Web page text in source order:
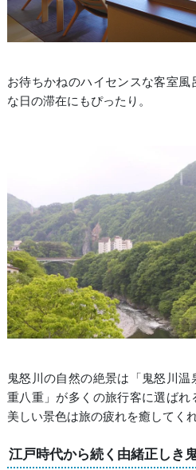
お待ちかねのハイセンスな客室風
な日の滞在にもぴったり。
鬼怒川の自然の絶景は「鬼怒川
重八重」が多くの旅行客に選ば
美しい景色は旅の疲れを癒してくれ
江戸時代から続く由緒正しき